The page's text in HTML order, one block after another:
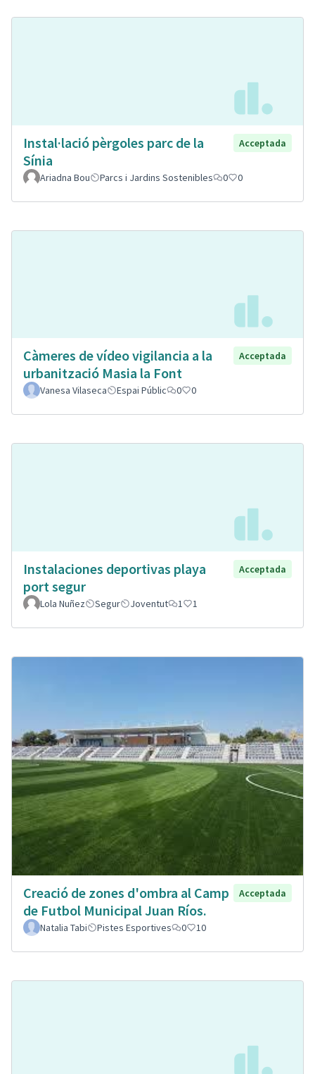
Instal·lació pèrgoles parc de la
Sínia
Acceptada
Ariadna Bou Parcs i Jardins Sostenibles 0 0
Càmeres de vídeo vigilancia a la
urbanització Masia la Font
Acceptada
Vanesa Vilaseca Espai Públic 0 0
Instalaciones deportivas playa
port segur
Acceptada
Lola Nuñez Segur Joventut 1 1
Creació de zones d'ombra al Camp
de Futbol Municipal Juan Ríos.
Acceptada
Natalia Tabi Pistes Esportives 0 10